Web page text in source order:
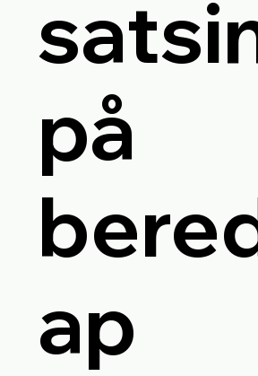
på
ap